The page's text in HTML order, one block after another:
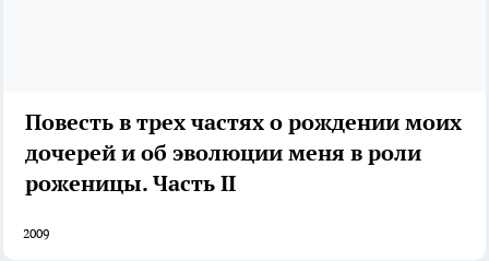
Повесть в трех частях о рождении моих
дочерей и об эволюции меня в роли
роженицы. Часть II
2009